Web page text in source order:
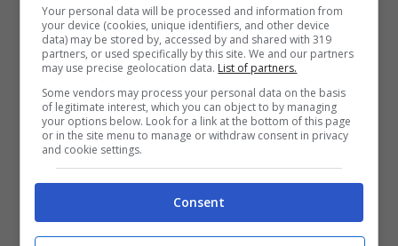
espresso il proprio dolore sui social e in tanti
hanno espresso il proprio cordoglio alla
famiglia. Negli anni Linda si è fatta conoscere
come cantante, attrice e scrittrice ed ha
avuto un ruolo importante nella televisione
irlandese.
Your personal data will be processed and information from
your device (cookies, unique identifiers, and other device
data) may be stored by, accessed by and shared with 319
partners, or used specifically by this site. We and our partners
may use precise geolocation data. List of partners.
Some vendors may process your personal data on the basis
of legitimate interest, which you can object to by managing
your options below. Look for a link at the bottom of this page
or in the site menu to manage or withdraw consent in privacy
and cookie settings.
Consent